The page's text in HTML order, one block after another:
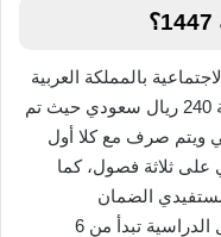
بالمملكة العربية
السعودية أن قيمة دعم الحقيبة المدرسية 240 ريال سعودي حيث تم
ويتم صرف مع كلا أول
80 ريال سعودي على ثلاثة فصول، كما
الضمان
الاجتماعية الذي لديهم طلاب في المراحل الدراسية تبدأ من 6